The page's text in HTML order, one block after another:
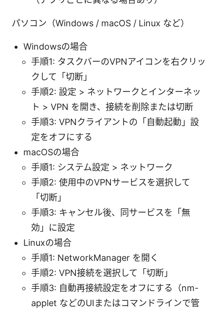
パソコン（Windows / macOS / Linux など）
Windowsの場合
手順1: タスクバーのVPNアイコンを右クリッ
クして「切断」
手順2: 設定 > ネットワークとインターネッ
ト > VPN を開き、接続を削除または切断
手順3: VPNクライアントの「自動起動」設
定をオフにする
macOSの場合
手順1: システム設定 > ネットワーク
手順2: 使用中のVPNサービスを選択して
「切断」
手順3: キャンセル後、同サービスを「無
効」に設定
Linuxの場合
手順1: NetworkManager を開く
手順2: VPN接続を選択して「切断」
手順3: 自動再接続設定をオフにする（nm-
applet などのUIまたはコマンドラインで管